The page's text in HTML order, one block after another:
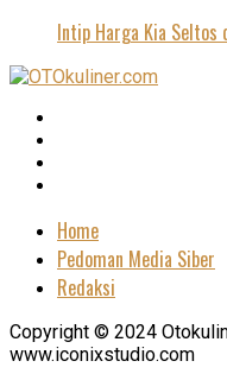
Intip Harga Kia Seltos
Home
Pedoman Media Siber
Redaksi
Copyright © 2024
www.iconixstudio.com